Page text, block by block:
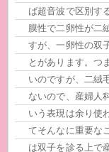
ば超音波で区別す
膜性で二卵性が二
すが、一卵性の双
とがあります。つ
いのですが、二絨
ないので、産婦人
いう表現は余り使
てそんなに重要な
は双子を診る上で